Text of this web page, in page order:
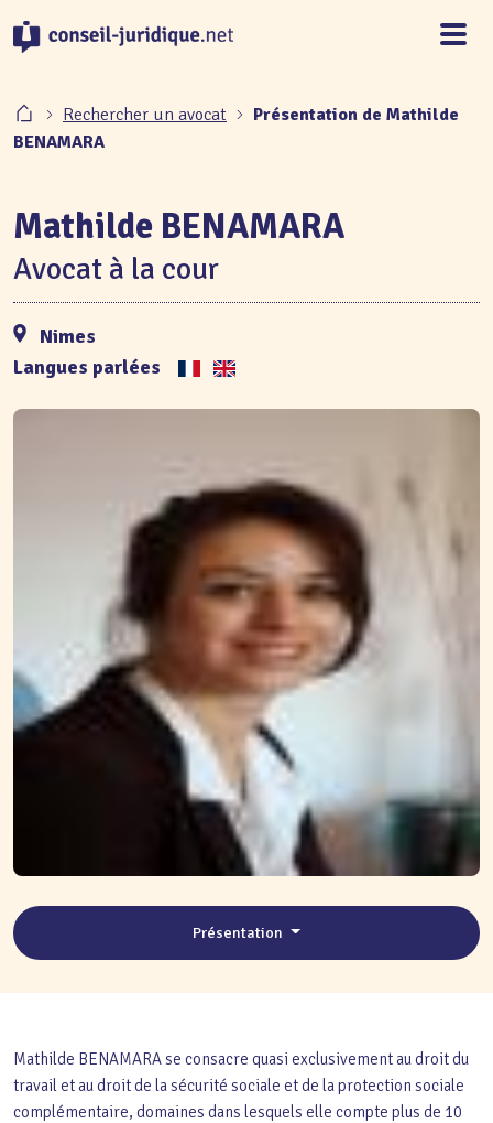
Rechercher un avocat
Présentation de Mathilde
BENAMARA
Mathilde BENAMARA
Avocat à la cour
Nimes
Langues parlées
Présentation
Mathilde BENAMARA se consacre quasi exclusivement au droit du
travail et au droit de la sécurité sociale et de la protection sociale
complémentaire, domaines dans lesquels elle compte plus de 10